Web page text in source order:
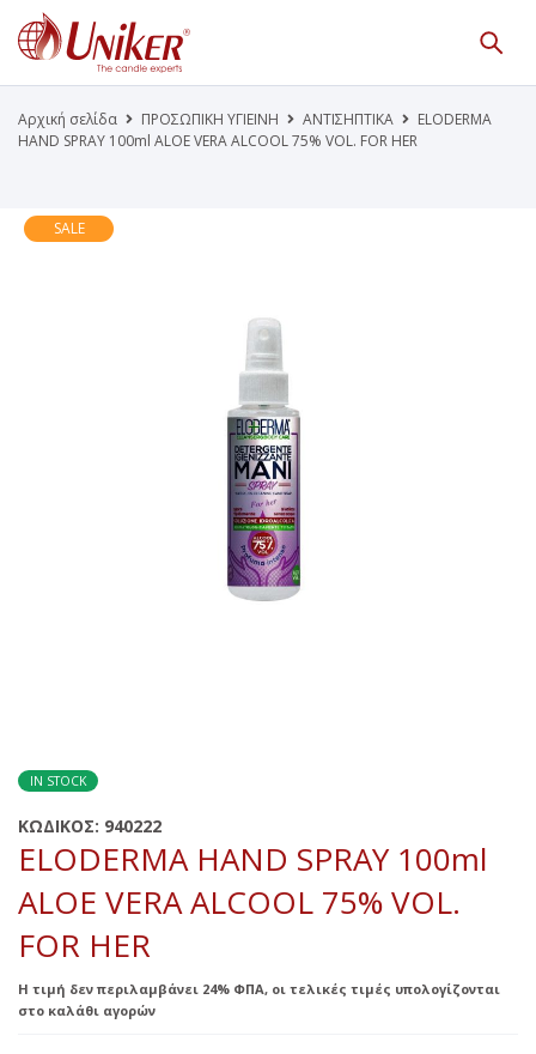
Κατάλογος Προϊόντων
Γίνε Συνεργάτης μας
Αρχική σελίδα ΠΡΟΣΩΠΙΚΗ ΥΓΙΕΙΝΗ ΑΝΤΙΣΗΠΤΙΚΑ
ELODERMA
HAND SPRAY 100ml ALOE VERA ALCOOL 75% VOL. FOR HER
SALE
IN STOCK
ΚΩΔΙΚΟΣ: 940222
ELODERMA HAND SPRAY 100ml
ALOE VERA ALCOOL 75% VOL.
FOR HER
Η τιμή δεν περιλαμβάνει 24% ΦΠΑ, οι τελικές τιμές υπολογίζονται
στο καλάθι αγορών